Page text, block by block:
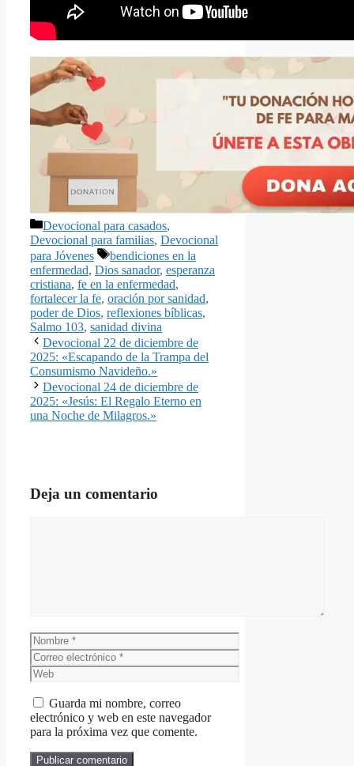
Categorías
Devocional para casados,
Devocional para familias, Devocional
para Jóvenes
Etiquetas
bendiciones en la
enfermedad, Dios sanador, esperanza
cristiana, fe en la enfermedad,
fortalecer la fe, oración por sanidad,
poder de Dios, reflexiones bíblicas,
Salmo 103, sanidad divina
Devocional 22 de diciembre de
2025: «Escapando de la Trampa del
Consumismo Navideño.»
Devocional 24 de diciembre de
2025: «Jesús: El Regalo Eterno en
una Noche de Milagros.»
Deja un comentario
Nombre
Correo
electrónico
Web
Guarda mi nombre, correo
electrónico y web en este navegador
para la próxima vez que comente.